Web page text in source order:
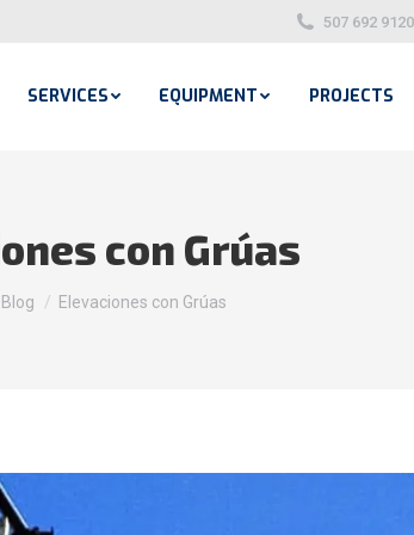
507 692
SERVICES EQUIPMENT PROJECTS
con Grúas
here:
Blog Elevaciones con Grúas